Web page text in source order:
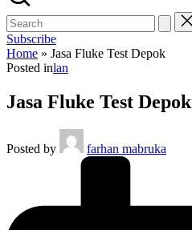
Subscribe
Home » Jasa Fluke Test Depok
Posted inlan
Jasa Fluke Test Depok
Posted by farhan mabruka